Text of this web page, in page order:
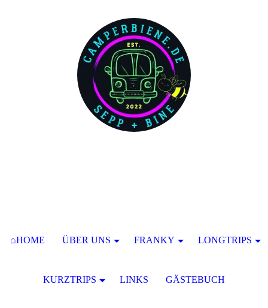
⌂HOME ÜBER UNS FRANKY LONGTRIPS
KURZTRIPS LINKS GÄSTEBUCH